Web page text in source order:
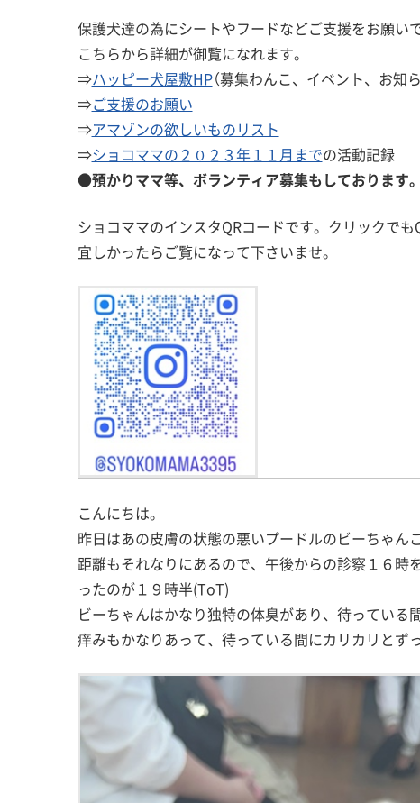
保護犬達の為にシートやフードなどご支援をお願い
こちらから詳細が御覧になれます。
⇒ハッピー犬屋敷HP（募集わんこ、イベント、お知ら
⇒ご支援のお願い
⇒アマゾンの欲しいものリスト
⇒ショコママの２０２３年１１月までの活動記録
●預かりママ等、ボランティア募集もしております
ショコママのインスタQRコードです。クリックでも
宜しかったらご覧になって下さいませ。
こんにちは。
昨日はあの皮膚の状態の悪いプードルのビーちゃん
距離もそれなりにあるので、午後からの診察１６
ったのが１９時半(ToT)
ビーちゃんはかなり独特の体臭があり、待っている
痒みもかなりあって、待っている間にカリカリとず